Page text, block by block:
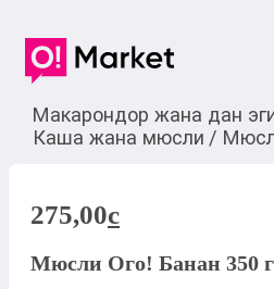
Макарондор жана дан
Каша жана мюсли /
275,00c
Мюсли Ого! Банан 350 г